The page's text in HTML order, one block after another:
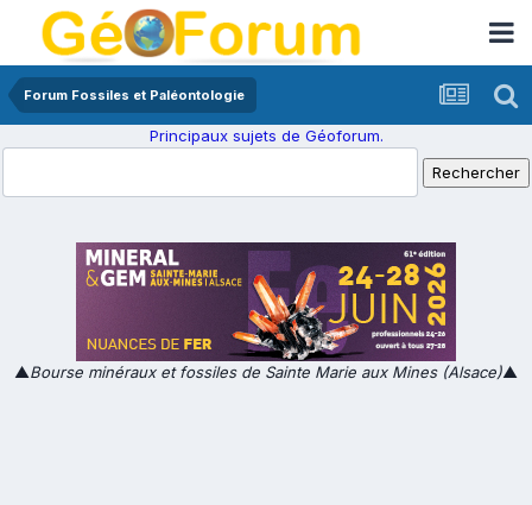
Forum Fossiles et Paléontologie
Principaux sujets de Géoforum.
▲Bourse minéraux et fossiles de Sainte Marie aux Mines (Alsace)▲